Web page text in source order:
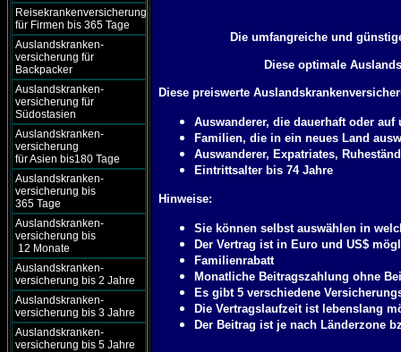
Reisekrankenversicherung
für Firmen bis 365 Tage
Auslandskranken-
versicherung für
Backpacker
Auslandskranken-
versicherung für
Südostasien
Auslandskranken-
versicherung
für Asien bis180 Tage
Auslandskranken-
versicherung bis
365 Tage
Auslandskranken-
versicherung bis
12 Monate
Auslandskranken-
versicherung bis 2 Jahre
Auslandskranken-
versicherung bis 3 Jahre
Auslandskranken-
versicherung bis 5 Jahre
Die umfangreiche und
Diese optimale
Diese preiswerte
Auswanderer, die dauerhaft oder
Familien, die in ein neues Land
Auswanderer, Expatriates,
Eintrittsalter bis 74 Jahre
Hinweise:
Sie können selbst auswählen in
Der Vertrag ist in Euro und US$
Familienrabatt
Monatliche Beitragszahlung ohne
Es gibt 5 verschiedene
Die Vertragslaufzeit ist lebenslang
Der Beitrag ist je nach Länderzone